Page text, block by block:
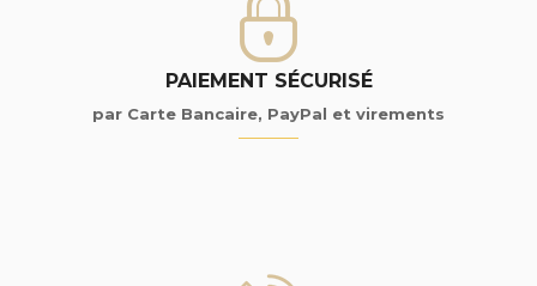
PAIEMENT SÉCURISÉ
par Carte Bancaire, PayPal et virements